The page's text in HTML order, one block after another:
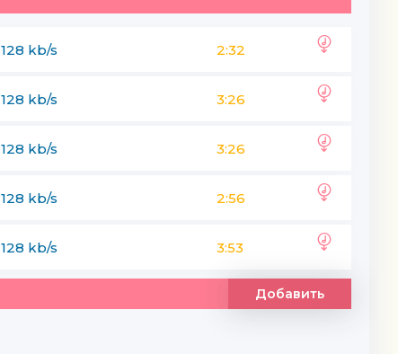
128 kb/s 2:32
128 kb/s 3:26
128 kb/s 3:26
128 kb/s 2:56
128 kb/s 3:53
Добавить